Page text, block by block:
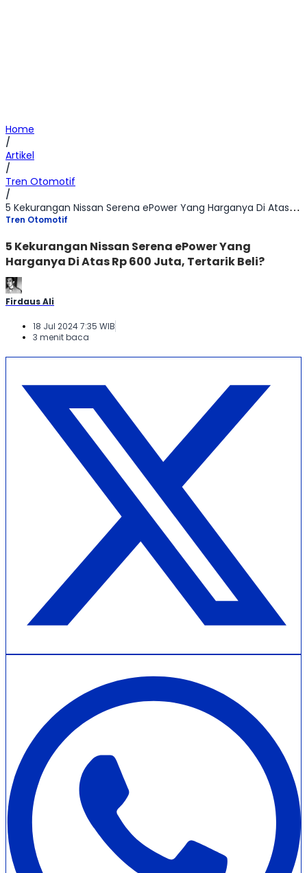
Home
/
Artikel
/
Tren Otomotif
/
5 Kekurangan Nissan Serena ePower Yang Harganya Di Atas Rp 600 Juta, Tertarik Beli?
Tren Otomotif
5 Kekurangan Nissan Serena ePower Yang
Harganya Di Atas Rp 600 Juta, Tertarik Beli?
Firdaus Ali
18 Jul 2024 7:35 WIB
3 menit baca